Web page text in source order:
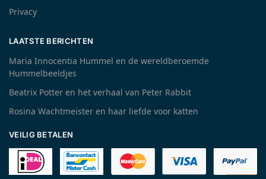
Privacy
LAATSTE BERICHTEN
Maria Innocentia Hummel en de wereldberoemde
Hummelbeeldjes
Beatrix Potter en het verhaal van Peter Rabbit
Rosina Wachtmeister en haar liefde voor katten
VEILIG BETALEN